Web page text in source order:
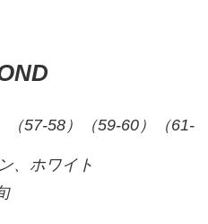
（57-58）（59-60）（61-
、ホワイト